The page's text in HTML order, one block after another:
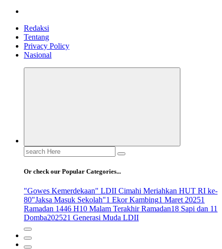
Redaksi
Tentang
Privacy Policy
Nasional
Search
for:
Or check our Popular Categories...
"Gowes Kemerdekaan" LDII Cimahi Meriahkan HUT RI ke-
80"Jaksa Masuk Sekolah"1 Ekor Kambing1 Maret 20251
Ramadan 1446 H10 Malam Terakhir Ramadan18 Sapi dan 11
Domba202521 Generasi Muda LDII